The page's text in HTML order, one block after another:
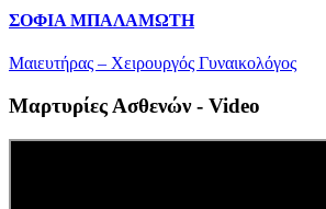
ΣΟΦΙΑ ΜΠΑΛΑΜΩΤΗ
Μαιευτήρας – Χειρουργός Γυναικολόγος
Μαρτυρίες Ασθενών - Video